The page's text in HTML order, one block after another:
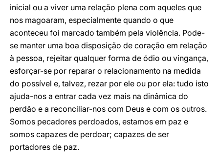
inicial ou a viver uma relação plena com aqueles que
nos magoaram, especialmente quando o que
aconteceu foi marcado também pela violência. Pode-
se manter uma boa disposição de coração em relação
à pessoa, rejeitar qualquer forma de ódio ou vingança,
esforçar-se por reparar o relacionamento na medida
do possível e, talvez, rezar por ele ou por ela: tudo isto
ajuda-nos a entrar cada vez mais na dinâmica do
perdão e a reconciliar-nos com Deus e com os outros.
Somos pecadores perdoados, estamos em paz e
somos capazes de perdoar; capazes de ser
portadores de paz.